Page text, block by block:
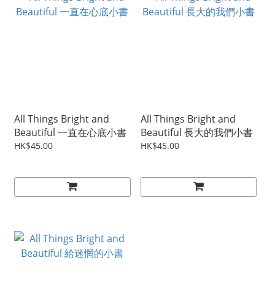
All Things Bright and
Beautiful 一直在心底小書
HK$45.00
All Things Bright and
Beautiful 長大的我們小書
HK$45.00